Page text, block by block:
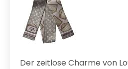
Der zeitlose Charme von